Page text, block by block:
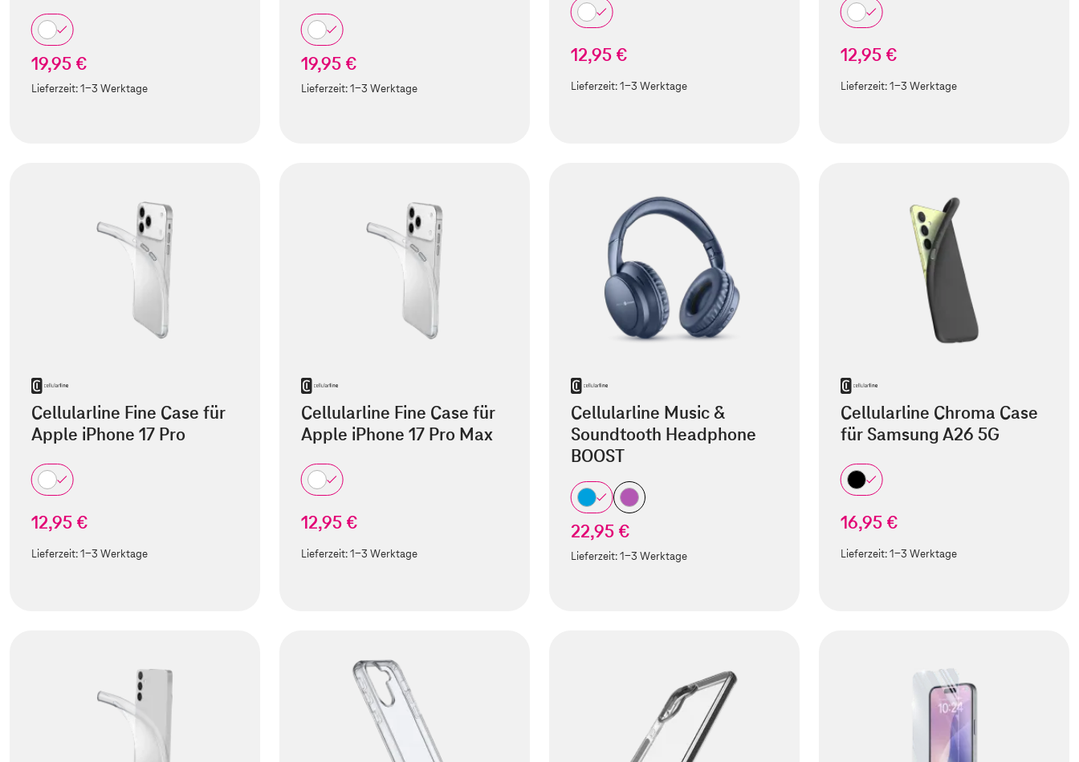
19,95 €
Lieferzeit:1-3 Werktage
19,95 €
Lieferzeit:1-3 Werktage
12,95 €
Lieferzeit:1-3 Werktage
12,95 €
Lieferzeit:1-3 Werktage
Cellularline Fine Case für
Apple iPhone 17 Pro
12,95 €
Lieferzeit:1-3 Werktage
Cellularline Fine Case für
Apple iPhone 17 Pro Max
12,95 €
Lieferzeit:1-3 Werktage
Cellularline Music &
Soundtooth Headphone
BOOST
22,95 €
Lieferzeit:1-3 Werktage
Cellularline Chroma Case
für Samsung A26 5G
16,95 €
Lieferzeit:1-3 Werktage